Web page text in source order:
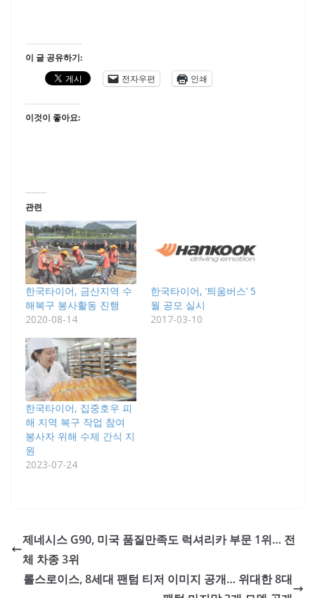
이 글 공유하기:
전자우편
인쇄
이것이 좋아요:
관련
한국타이어, 금산지역 수
해복구 봉사활동 진행
2020-08-14
한국타이어, ‘틔움버스’ 5
월 공모 실시
2017-03-10
한국타이어, 집중호우 피
해 지역 복구 작업 참여
봉사자 위해 수제 간식 지
원
2023-07-24
제네시스 G90, 미국 품질만족도 럭셔리카 부문 1위… 전
체 차종 3위
롤스로이스, 8세대 팬텀 티저 이미지 공개… 위대한 8대